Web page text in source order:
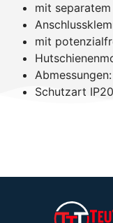
mit separatem
mit
Schutzart IP20